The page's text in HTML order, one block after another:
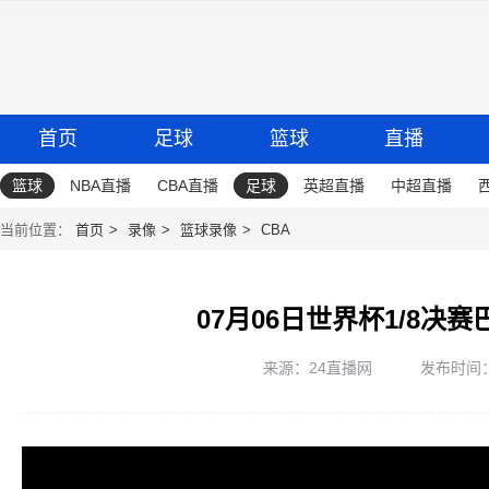
首页 足球 篮球 直播
篮球 NBA直播 CBA直播 足球 英超直播 中超直播
当前位置： 首页 录像 篮球录像 CBA
07月06日世界杯1/8决赛
来源：24直播网 发布时间